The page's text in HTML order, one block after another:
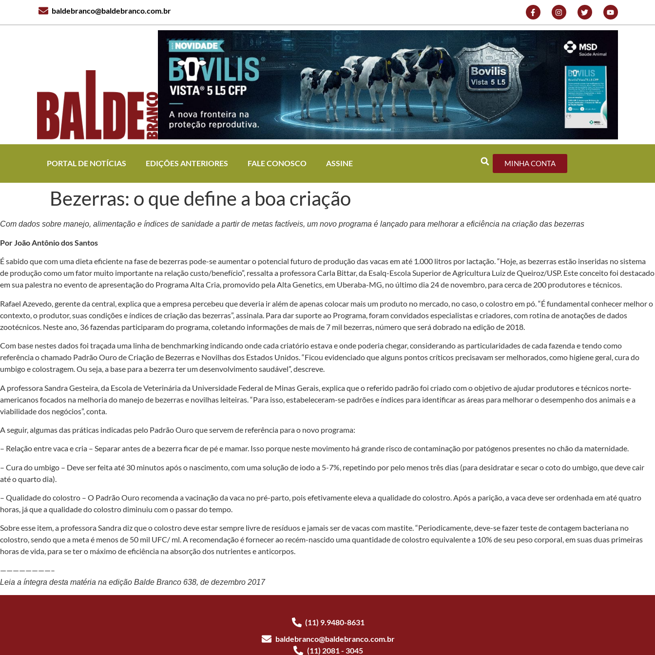
baldebranco@baldebranco.com.br
MINHA CONTA
PORTAL DE NOTÍCIAS EDIÇÕES ANTERIORES FALE CONOSCO ASSINE
Bezerras: o que define a boa criação
Com dados sobre manejo, alimentação e índices de sanidade a partir de metas factíveis, um novo programa é lançado para melhorar a eficiência na criação das bezerras
Por João Antônio dos Santos
É sabido que com uma dieta eficiente na fase de bezerras pode-se au­mentar o potencial futuro de produ­ção das vacas em até 1.000 litros por lactação. “Hoje, as bezerras estão inseridas no sistema
de pro­dução como um fator muito importante na relação custo/benefício”, ressalta a profes­sora Carla Bittar, da Esalq-Escola Superior de Agricultura Luiz de Queiroz/USP. Este conceito foi destacado
em sua palestra no evento de apresentação do Programa Alta Cria, promovido pela Alta Genetics, em Uberaba-MG, no último dia 24 de no­vembro, para cerca de 200 produtores e técnicos.
Rafael Azeve­do, gerente da cen­tral, explica que a empresa percebeu que deveria ir além de apenas colocar mais um produto no mercado, no caso, o colostro em pó. “É fundamental conhecer melhor o
contexto, o produtor, suas condições e índices de criação das bezerras”, assinala. Para dar suporte ao Programa, foram convidados especialistas e criadores, com rotina de anotações de dados
zootécnicos. Neste ano, 36 fazendas participaram do progra­ma, coletando informações de mais de 7 mil bezerras, número que será dobrado na edição de 2018.
Com base nestes dados foi traçada uma linha de benchmarking indicando onde cada criatório estava e onde poderia chegar, considerando as particularidades de cada fazenda e tendo como
referência o chamado Padrão Ouro de Criação de Bezerras e Novilhas dos Estados Unidos. “Ficou evidenciado que alguns pontos críticos pre­cisavam ser melhorados, como higiene geral, cura do
umbigo e colostragem. Ou seja, a base para a bezerra ter um desenvol­vimento saudável”, des­creve.
A professora Sandra Gesteira, da Escola de Ve­terinária da Universidade Federal de Minas Gerais, explica que o referido pa­drão foi criado com o ob­jetivo de ajudar produtores e técnicos norte-
americanos focados na melhoria do manejo de bezerras e novilhas leiteiras. “Para isso, estabeleceram-se padrões e índices para identificar as áreas para melhorar o desempenho dos animais e a
viabilidade dos negócios”, conta.
A seguir, algumas das práticas indi­cadas pelo Padrão Ouro que servem de referência para o novo programa:
– Relação entre vaca e cria – Separar antes de a bezerra ficar de pé e mamar. Isso porque neste movimento há grande risco de contaminação por patógenos presentes no chão da maternidade.
– Cura do umbigo – Deve ser feita até 30 minutos após o nascimento, com uma solução de iodo a 5-7%, repetindo por pelo menos três dias (para desidratar e secar o coto do umbigo, que deve cair
até o quarto dia).
– Qualidade do colostro – O Padrão Ouro recomenda a vacinação da vaca no pré-parto, pois efetivamente eleva a qualidade do colostro. Após a parição, a vaca deve ser ordenhada em até quatro
horas, já que a qualidade do colostro diminuiu com o passar do tempo.
Sobre esse item, a professora Sandra diz que o colostro deve estar sempre livre de resíduos e jamais ser de vacas com mastite. “Periodicamente, deve-se fazer teste de contagem bacteriana no
colostro, sendo que a meta é menos de 50 mil UFC/ ml. A recomendação é fornecer ao recém-nascido uma quantidade de colostro equi­valente a 10% de seu peso corporal, em suas duas primeiras
horas de vida, para se ter o máximo de eficiência na absorção dos nutrientes e anticorpos.
————————–
Leia a íntegra desta matéria na edição Balde Branco 638, de dezembro 2017
(11) 9.9480-8631
baldebranco@baldebranco.com.br
(11) 2081 - 3045